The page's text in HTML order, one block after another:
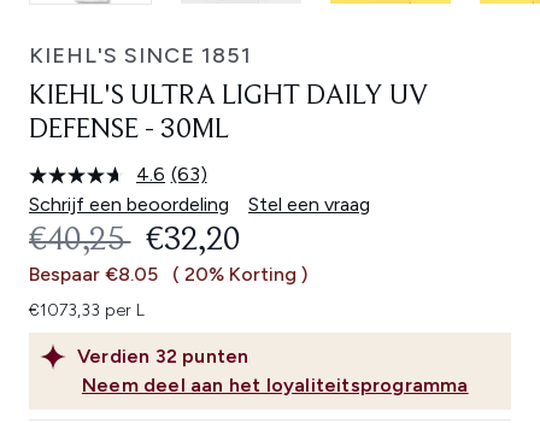
KIEHL'S SINCE 1851
KIEHL'S ULTRA LIGHT DAILY UV
DEFENSE - 30ML
4.6 Lees
63
beoordelingen.
Dezelfde
paginalink.
(63)
Schrijf een beoordeling
Stel een vraag
Verdien 32 punten
Neem deel aan het loyaliteitsprogramma
RECOMMENDED RETAIL PRICE:
€40,25 HUIDIGE PRIJS:
€32,20
Bespaar €8.05 ( 20% Korting )
€1073,33 per L